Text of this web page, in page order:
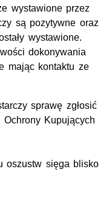
wystawione przez
są pozytywne oraz
wystawione.
dokonywania
mając kontaktu ze
sprawę zgłosić
Kupujących
oszustw sięga blisko